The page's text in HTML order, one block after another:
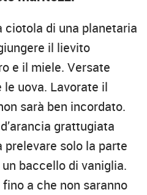
di una planetaria
il lievito
e il miele. Versate
uova. Lavorate il
sarà ben incordato.
grattugiata
solo la parte
baccello di vaniglia.
a che non saranno